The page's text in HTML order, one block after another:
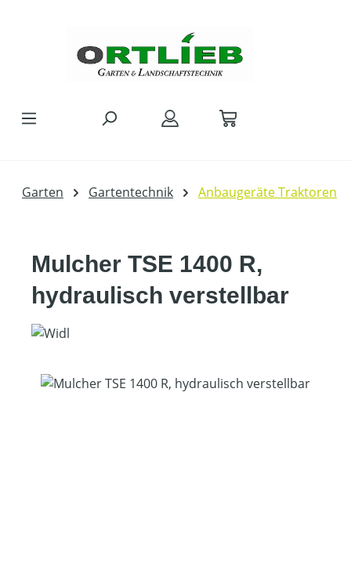
Garten Gartentechnik Anbaugeräte Traktoren
Mulcher TSE 1400 R,
hydraulisch verstellbar
Bildergalerie überspringen